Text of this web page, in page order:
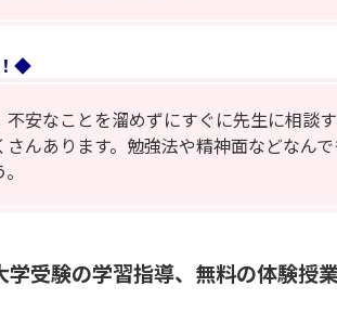
◆
安なことを溜めずにすぐに先生に相談
さんあります。勉強法や精神面などなん
学受験の学習指導、無料の体験授